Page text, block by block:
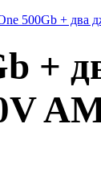
500Gb + два
+